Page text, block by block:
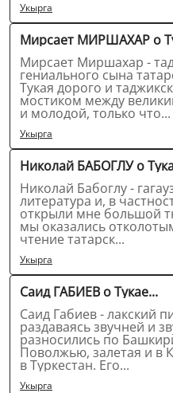
Укырга
Мирсает МИРШАХАР о
Мирсает Миршахар -
гениального сына
Тукая дорого и
мостиком между
и молодой, только что...
Укырга
Николай БАБОГЛУ о
Николай Бабоглу - гагаузский
литература и, в
открыли мне большой
мы оказались
чтение татарск...
Укырга
Саид ГАБИЕВ о Тукае...
Саид Габиев - лакский писатель.:
раздаваясь звучней и
разносились по
Поволжью, залетая и в
в Туркестан. Его...
Укырга